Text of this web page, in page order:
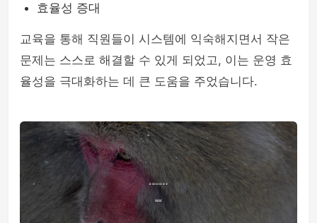
효율성 증대
교육을 통해 직원들이 시스템에 익숙해지면서 작은
문제는 스스로 해결할 수 있게 되었고, 이는 운영 효
율성을 극대화하는 데 큰 도움을 주었습니다.